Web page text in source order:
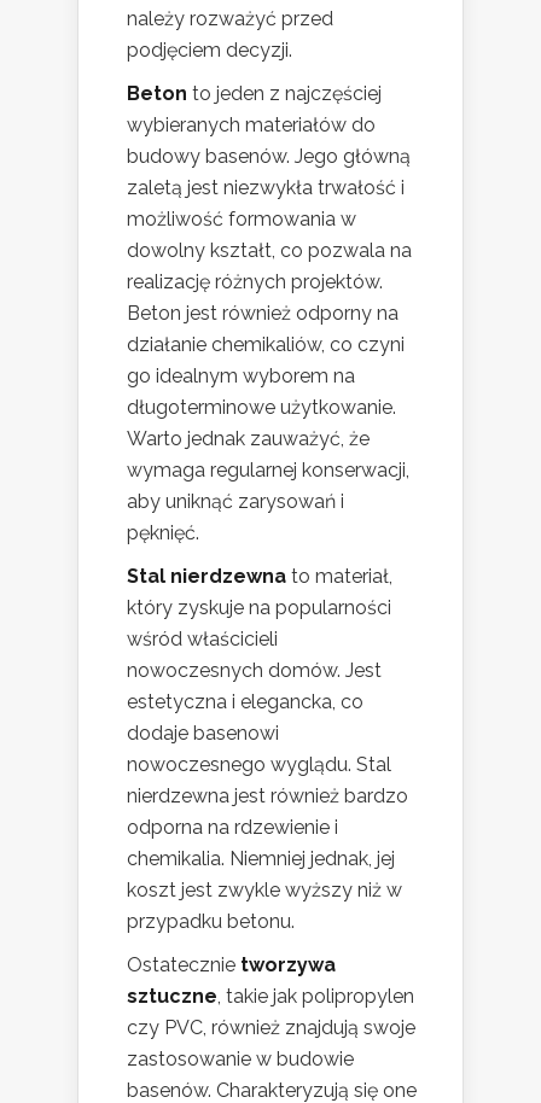
należy rozważyć przed
podjęciem decyzji.
Beton to jeden z najczęściej
wybieranych materiałów do
budowy basenów. Jego główną
zaletą jest niezwykła trwałość i
możliwość formowania w
dowolny kształt, co pozwala na
realizację różnych projektów.
Beton jest również odporny na
działanie chemikaliów, co czyni
go idealnym wyborem na
długoterminowe użytkowanie.
Warto jednak zauważyć, że
wymaga regularnej konserwacji,
aby uniknąć zarysowań i
pęknięć.
Stal nierdzewna to materiał,
który zyskuje na popularności
wśród właścicieli
nowoczesnych domów. Jest
estetyczna i elegancka, co
dodaje basenowi
nowoczesnego wyglądu. Stal
nierdzewna jest również bardzo
odporna na rdzewienie i
chemikalia. Niemniej jednak, jej
koszt jest zwykle wyższy niż w
przypadku betonu.
Ostatecznie tworzywa
sztuczne, takie jak polipropylen
czy PVC, również znajdują swoje
zastosowanie w budowie
basenów. Charakteryzują się one